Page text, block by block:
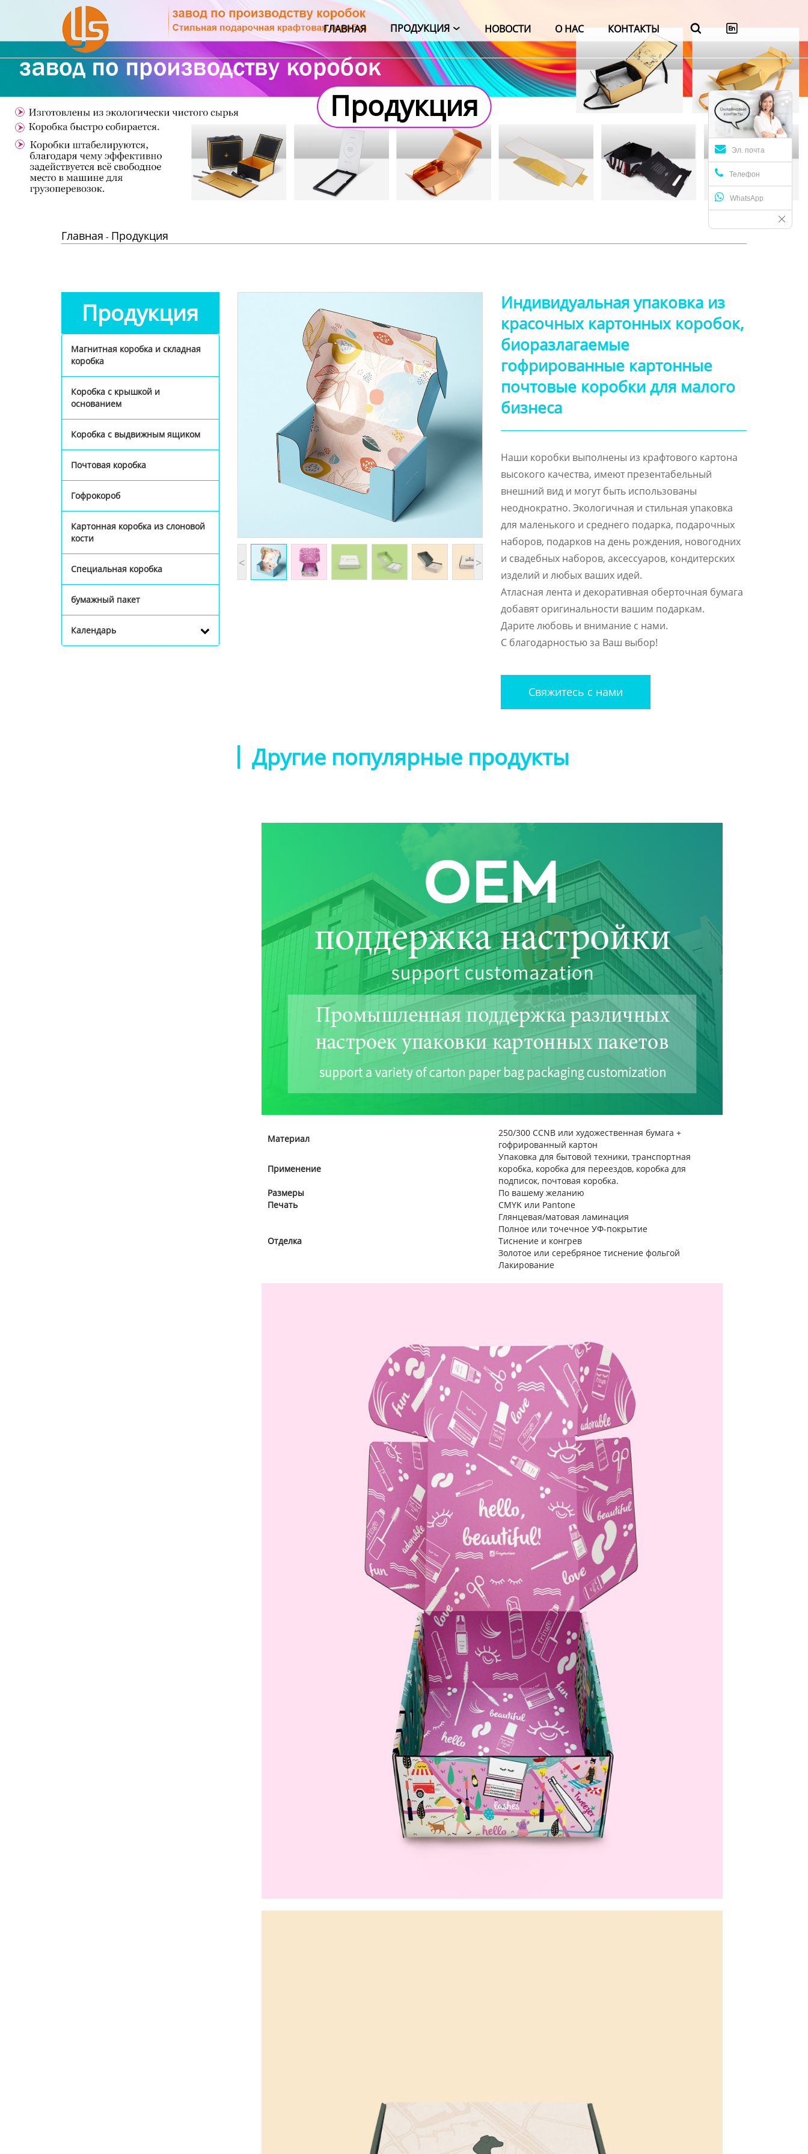
ГЛАВНАЯ ПРОДУКЦИЯ  НОВОСТИ О НАС КОНТАКТЫ  
Продукция
Новости
О Нас
Контакты
Эл. почта
Телефон
WhatsApp
Продукция
Главная - Продукция
Продукция
Магнитная коробка и складная
коробка
Коробка с крышкой и
основанием
Коробка с выдвижным ящиком
Почтовая коробка
Гофрокороб
Картонная коробка из слоновой
кости
Специальная коробка
бумажный пакет
Календарь
< >
Индивидуальная упаковка из
красочных картонных коробок,
биоразлагаемые
гофрированные картонные
почтовые коробки для малого
бизнеса
Наши коробки выполнены из крафтового картона
высокого качества, имеют презентабельный
внешний вид и могут быть использованы
неоднократно. Экологичная и стильная упаковка
для маленького и среднего подарка, подарочных
наборов, подарков на день рождения, новогодних
и свадебных наборов, аксессуаров, кондитерских
изделий и любых ваших идей.
Атласная лента и декоративная оберточная бумага
добавят оригинальности вашим подаркам.
Дарите любовь и внимание с нами.
С благодарностью за Ваш выбор!
Свяжитесь с нами
Другие популярные продукты
Материал
250/300 CCNB или художественная бумага +
гофрированный картон
Применение
Упаковка для бытовой техники, транспортная
коробка, коробка для переездов, коробка для
подписок, почтовая коробка.
Размеры
По вашему желанию
Печать
CMYK или Pantone
Отделка
Глянцевая/матовая ламинация
Полное или точечное УФ-покрытие
Тиснение и конгрев
Золотое или серебряное тиснение фольгой
Лакирование